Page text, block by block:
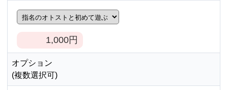
1,000円
オプション
(複数選択可)